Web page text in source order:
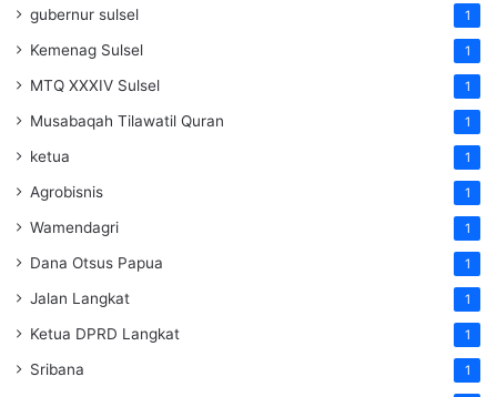
gubernur sulsel 1
Kemenag Sulsel 1
MTQ XXXIV Sulsel 1
Musabaqah Tilawatil Quran 1
ketua 1
Agrobisnis 1
Wamendagri 1
Dana Otsus Papua 1
Jalan Langkat 1
Ketua DPRD Langkat 1
Sribana 1